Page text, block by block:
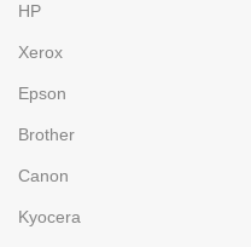
HP
Xerox
Epson
Brother
Canon
Kyocera